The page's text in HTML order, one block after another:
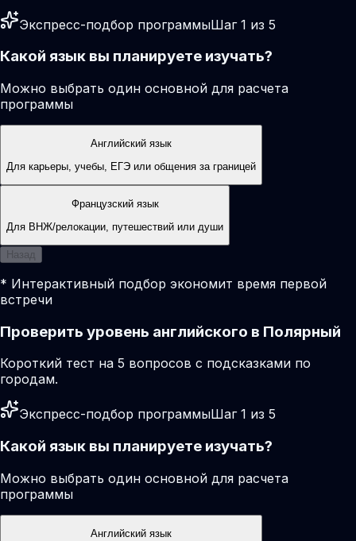
Экспресс-подбор программыШаг 1 из 5
Какой язык вы планируете изучать?
Можно выбрать один основной для расчета
программы
Английский язык
Для карьеры, учебы, ЕГЭ или общения за границей
Французский язык
Для ВНЖ/релокации, путешествий или души
Назад
* Интерактивный подбор экономит время первой
встречи
Проверить уровень английского в Полярный
Короткий тест на 5 вопросов с подсказками по
городам.
Экспресс-подбор программыШаг 1 из 5
Какой язык вы планируете изучать?
Можно выбрать один основной для расчета
программы
Английский язык